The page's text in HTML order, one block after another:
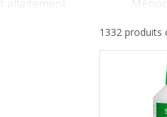
allaitement
Soins
et
Anti-
1332 produits